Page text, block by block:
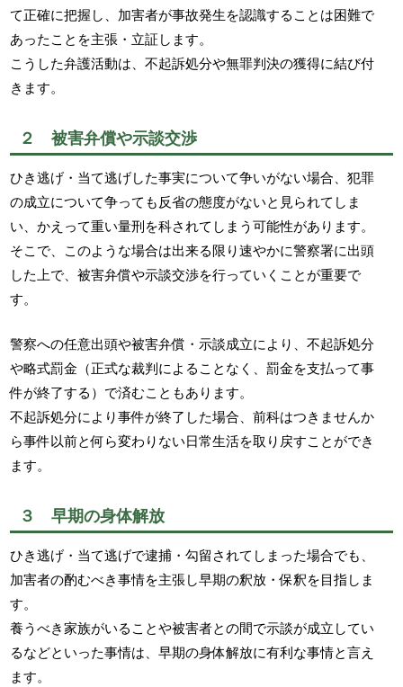
て正確に把握し、加害者が事故発生を認識することは困難で
あったことを主張・立証します。
こうした弁護活動は、不起訴処分や無罪判決の獲得に結び付
きます。
２ 被害弁償や示談交渉
ひき逃げ・当て逃げした事実について争いがない場合、犯罪
の成立について争っても反省の態度がないと見られてしま
い、かえって重い量刑を科されてしまう可能性があります。
そこで、このような場合は出来る限り速やかに警察署に出頭
した上で、被害弁償や示談交渉を行っていくことが重要で
す。
警察への任意出頭や被害弁償・示談成立により、不起訴処分
や略式罰金（正式な裁判によることなく、罰金を支払って事
件が終了する）で済むこともあります。
不起訴処分により事件が終了した場合、前科はつきませんか
ら事件以前と何ら変わりない日常生活を取り戻すことができ
ます。
３ 早期の身体解放
ひき逃げ・当て逃げで逮捕・勾留されてしまった場合でも、
加害者の酌むべき事情を主張し早期の釈放・保釈を目指しま
す。
養うべき家族がいることや被害者との間で示談が成立してい
るなどといった事情は、早期の身体解放に有利な事情と言え
ます。